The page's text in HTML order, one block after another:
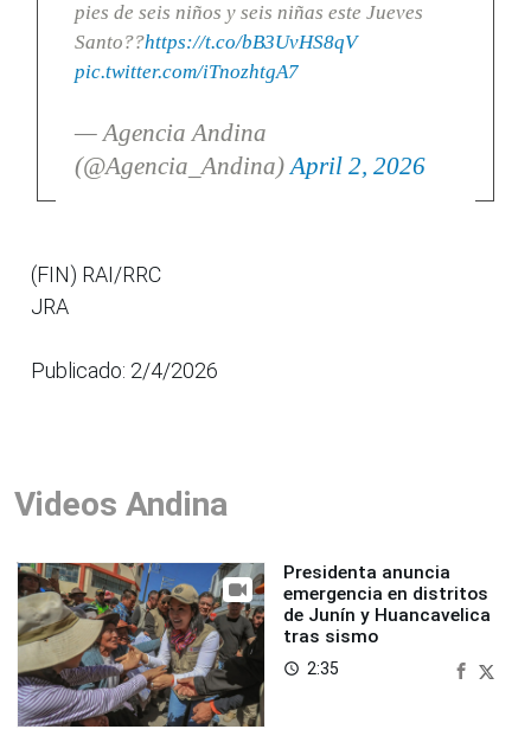
pies de seis niños y seis niñas este Jueves
Santo??https://t.co/bB3UvHS8qV
pic.twitter.com/iTnozhtgA7
— Agencia Andina
(@Agencia_Andina)April 2, 2026
(FIN) RAI/RRC
JRA
Publicado: 2/4/2026
Videos Andina
Presidenta anuncia
emergencia en distritos
de Junín y Huancavelica
tras sismo
access_time 2:35